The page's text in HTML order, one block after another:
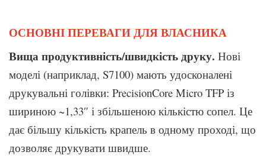
ОСНОВНІ ПЕРЕВАГИ ДЛЯ ВЛАСНИКА
Вища продуктивність/швидкість друку. Нові
моделі (наприклад, S7100) мають удосконалені
друкувальні голівки: PrecisionCore Micro TFP із
шириною ~1,33″ і збільшеною кількістю сопел. Це
дає більшу кількість крапель в одному проході, що
дозволяє друкувати швидше.